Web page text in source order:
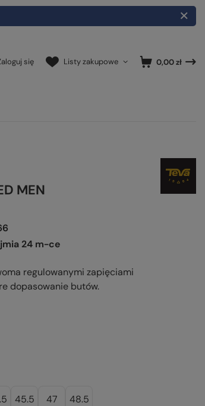
się Listy zakupowe 0,00 zł
MEN
24 m-ce
regulowanymi zapięciami
dopasowanie butów.
45.5 47 48.5